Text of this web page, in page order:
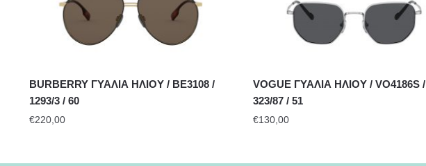
BURBERRY ΓΥΑΛΙΑ ΗΛΙΟΥ / BE3108 /
1293/3 / 60
€220,00
VOGUE ΓΥΑΛΙΑ ΗΛΙΟΥ / VO4186S /
323/87 / 51
€130,00